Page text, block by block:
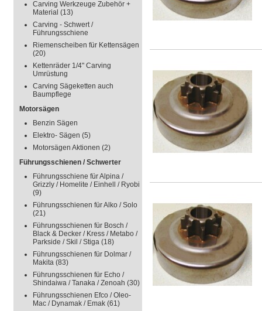
Carving Werkzeuge Zubehör +
Material (13)
Carving - Schwert /
Führungsschiene
Riemenscheiben für Kettensägen
(20)
Kettenräder 1/4" Carving
Umrüstung
Carving Sägeketten auch
Baumpflege
Motorsägen
Benzin Sägen
Elektro- Sägen (5)
Motorsägen Aktionen (2)
Führungsschienen / Schwerter
Führungsschiene für Alpina /
Grizzly / Homelite / Einhell / Ryobi
(9)
Führungsschienen für Alko / Solo
(21)
Führungsschienen für Bosch /
Black & Decker / Kress / Metabo /
Parkside / Skil / Stiga (18)
Führungsschienen für Dolmar /
Makita (83)
Führungsschienen für Echo /
Shindaiwa / Tanaka / Zenoah (30)
Führungsschienen Efco / Oleo-
Mac / Dynamak / Emak (61)